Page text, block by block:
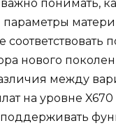
понимать,
соответствовать
нового
между
на уровне